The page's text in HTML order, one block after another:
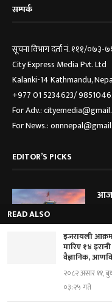
सम्पर्क
सूचना विभाग दर्ता नं. १११/०७३-
City Express Media Pvt. Ltd
Kalanki-14 Kathmandu,
+977 01 5234623/
For Adv.:
For News.:
EDITOR’S PICKS
आज
READ ALSO
इजरायली
मारिए १४ इरानी
वैज्ञानिक,
२०८२ असार ११,
०३:२५ गते